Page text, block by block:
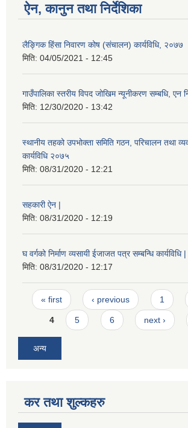
ऐन, कानुन तथा निर्देशिका
लैङ्गिक हिंसा निवारण कोष (संचालन) कार्यविधि, २०७७
मिति: 04/05/2021 - 12:45
गाउँपालिका स्तरीय विपद जोखिम न्यूनीकरण सम्बधि, एन
मिति: 12/30/2020 - 13:42
स्थानीय तहको उपभोक्ता समिति गठन, परिचालन तथा
कार्यविधि २०७५
मिति: 08/31/2020 - 12:21
सहकारी ऐन |
मिति: 08/31/2020 - 12:19
घ वर्गको निर्माण व्यसायी ईजाजत पत्र सम्बन्धि कार्यविधि |
मिति: 08/31/2020 - 12:17
Pages
« first ‹ previous 1
4 5 6 next ›
अन्य
कर तथा शुल्कहरु